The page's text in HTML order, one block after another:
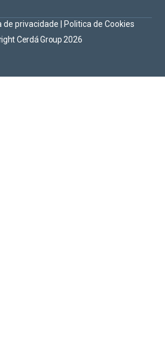
Cerdá Group 2026
de privacidade Politica de Cookies